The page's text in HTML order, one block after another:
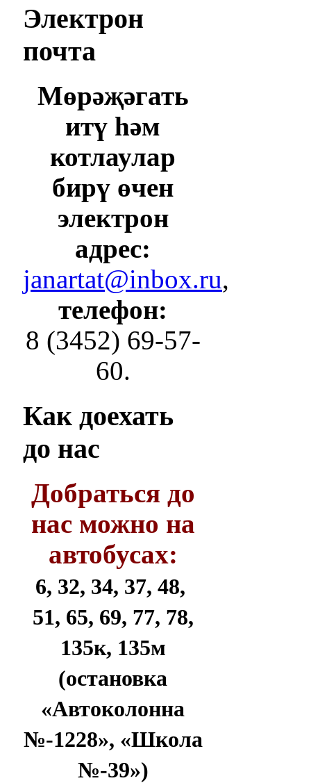
Электрон
почта
Мөрәҗәгать
итү һәм
котлаулар
бирү өчен
электрон
адрес:
janartat@inbox.ru,
телефон:
8 (3452) 69-57-
60.
Как доехать
до нас
Добраться до
нас можно на
автобусах:
6, 32, 34, 37, 48,
51, 65, 69, 77, 78,
135к, 135м
(остановка
«Автоколонна
№-1228», «Школа
№-39»)